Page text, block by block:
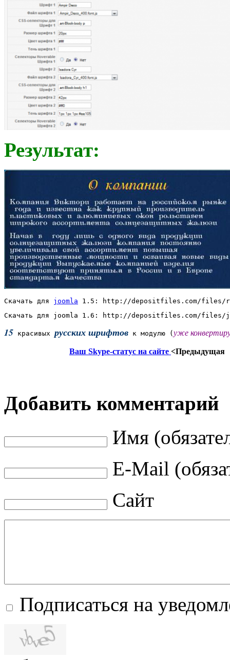
Результат:
Скачать для joomla 1.5: http://depositfiles.com/files/
Скачать для joomla 1.6: http://depositfiles.com/
15 красивых русских шрифтов к модулю (уже
Ваш Skype-статус на сайте <Предыдущая
Добавить комментарий
Имя
E-Mail
Сайт
Подписаться на